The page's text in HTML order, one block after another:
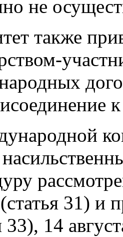
не
также
31) и
33), 14